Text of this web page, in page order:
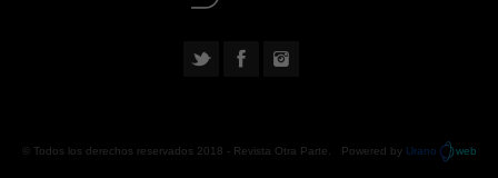
© Todos los derechos reservados 2018 - Revista Otra Parte . Powered by Urano web